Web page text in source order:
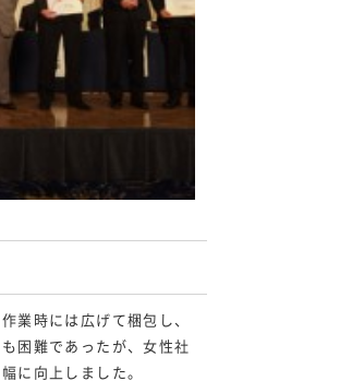
業時には広げて梱包し、
困難であったが、女性社
に向上しました。